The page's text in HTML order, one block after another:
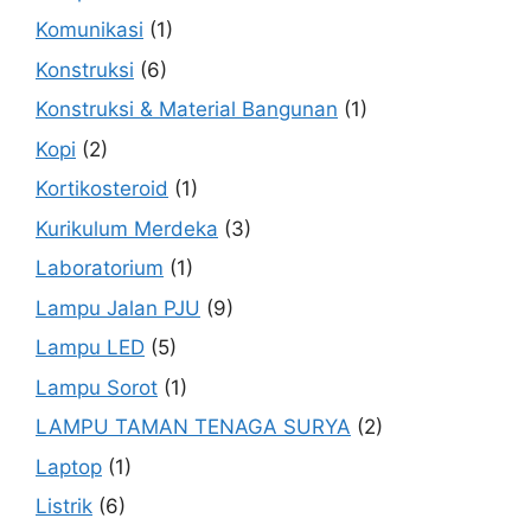
Komunikasi (1)
Konstruksi (6)
Konstruksi & Material Bangunan (1)
Kopi (2)
Kortikosteroid (1)
Kurikulum Merdeka (3)
Laboratorium (1)
Lampu Jalan PJU (9)
Lampu LED (5)
Lampu Sorot (1)
LAMPU TAMAN TENAGA SURYA (2)
Laptop (1)
Listrik (6)